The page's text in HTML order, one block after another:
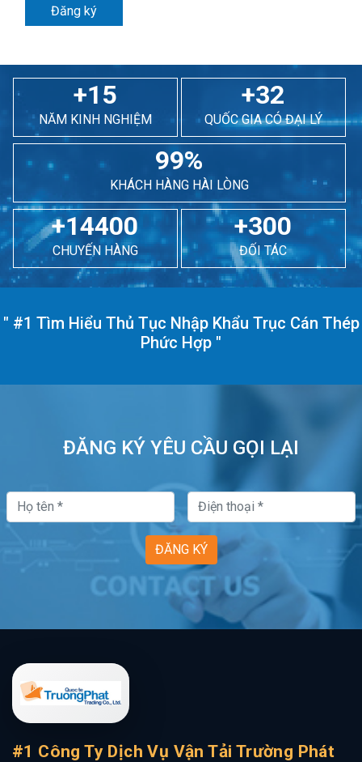
Đăng ký
+15
NĂM KINH NGHIỆM
+32
QUỐC GIA CÓ ĐẠI LÝ
99%
KHÁCH HÀNG HÀI LÒNG
+14400
CHUYẾN HÀNG
+300
ĐỐI TÁC
" #1 Tìm Hiểu Thủ Tục Nhập Khẩu Trục Cán Thép
Phức Hợp "
ĐĂNG KÝ YÊU CẦU GỌI LẠI
ĐĂNG KÝ
#1 Công Ty Dịch Vụ Vận Tải Trường Phát